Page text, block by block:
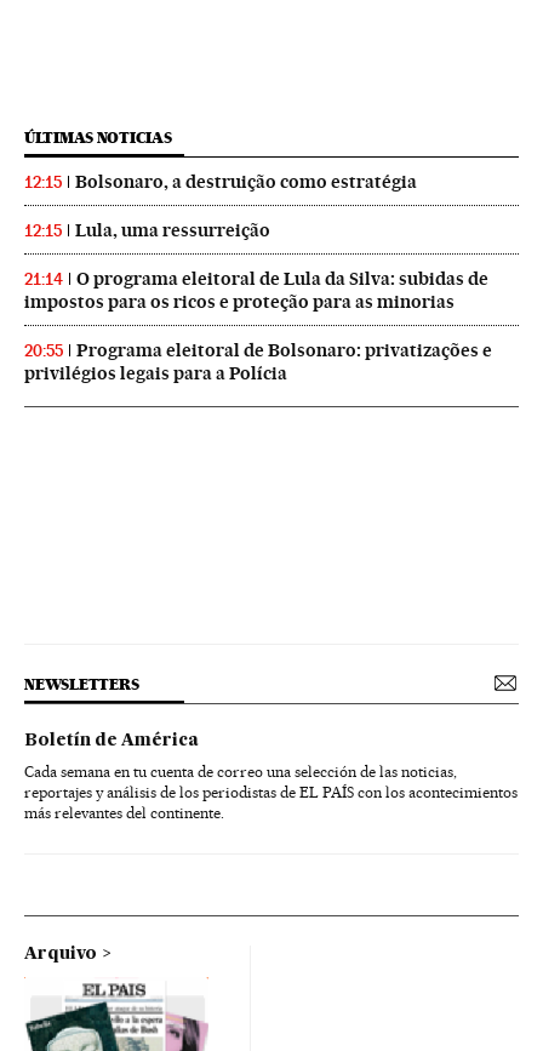
ÚLTIMAS NOTICIAS
12:15 Bolsonaro, a destruição como estratégia
12:15 Lula, uma ressurreição
21:14
O programa eleitoral de Lula da Silva: subidas de
impostos para os ricos e proteção para as minorias
20:55
Programa eleitoral de Bolsonaro: privatizações e
privilégios legais para a Polícia
NEWSLETTERS
Boletín de América
Cada semana en tu cuenta de correo una selección de las noticias,
reportajes y análisis de los periodistas de EL PAÍS con los acontecimientos
más relevantes del continente.
Arquivo